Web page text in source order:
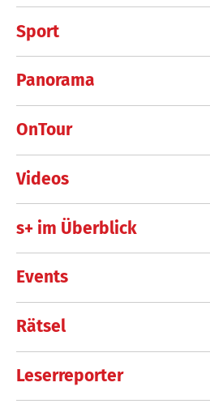
Sport
Panorama
OnTour
Videos
s+ im Überblick
Events
Rätsel
Leserreporter